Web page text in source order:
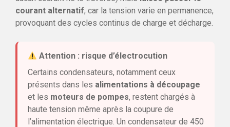
courant alternatif, car la tension varie en permanence,
provoquant des cycles continus de charge et décharge.
Attention : risque d’électrocution
Certains condensateurs, notamment ceux
présents dans les alimentations à découpage
et les moteurs de pompes, restent chargés à
haute tension même après la coupure de
l’alimentation électrique. Un condensateur de 450